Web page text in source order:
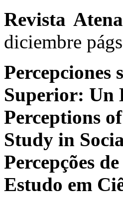
Revista
diciembre
Percepciones
Superior: Un
Perceptions
Study in
Percepções
Estudo em